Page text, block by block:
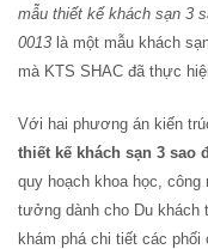
mẫu thiết kế khách sạn 3
0013 là một mẫu khách
mà KTS SHAC đã thực
Với hai phương án kiến
thiết kế khách sạn 3 sao
quy hoạch khoa học, công
tưởng dành cho Du khách
khám phá chi tiết các